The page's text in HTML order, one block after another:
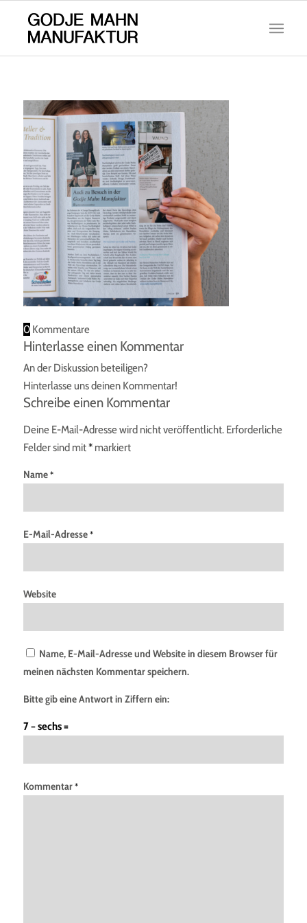
0 Kommentare
Hinterlasse einen Kommentar
An der Diskussion beteiligen?
Hinterlasse uns deinen Kommentar!
Schreibe einen Kommentar
Deine E-Mail-Adresse wird nicht veröffentlicht. Erforderliche
Felder sind mit*markiert
Name*
E-Mail-Adresse*
Website
Name, E-Mail-Adresse und Website in diesem Browser für
meinen nächsten Kommentar speichern.
Bitte gib eine Antwort in Ziffern ein:
7 − sechs =
Kommentar*